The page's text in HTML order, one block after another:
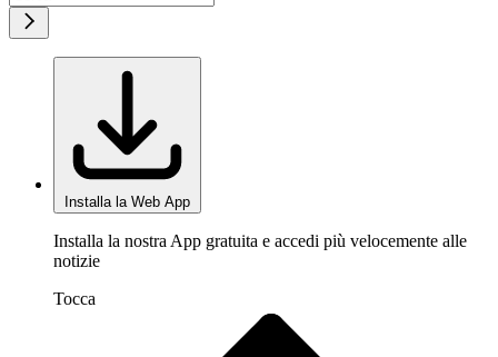
Installa la Web App
Installa la nostra App gratuita e accedi più velocemente alle
notizie
Tocca